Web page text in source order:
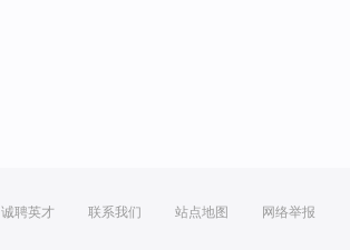
诚聘英才 联系我们 站点地图 网络举报